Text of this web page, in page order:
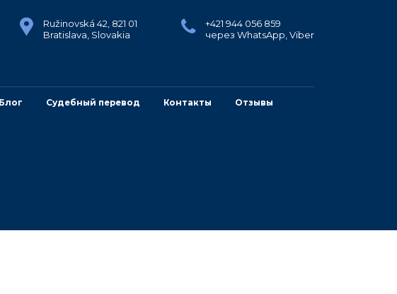
+421 944 056 859
через WhatsApp, Viber
Ružinovská 42, 821 01
Bratislava, Slovakia
Блог Судебный перевод Контакты Отзывы